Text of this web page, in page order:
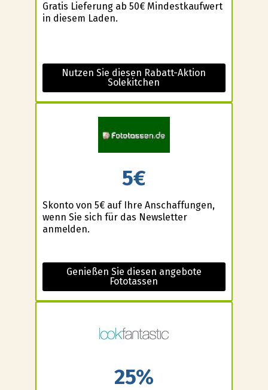
Gratis Lieferung ab 50€ Mindestkaufwert
in diesem Laden.
Nutzen Sie diesen Rabatt-Aktion
Solekitchen
5€
Skonto von 5€ auf Ihre Anschaffungen,
wenn Sie sich für das Newsletter
anmelden.
Genießen Sie diesen angebote
Fototassen
25%